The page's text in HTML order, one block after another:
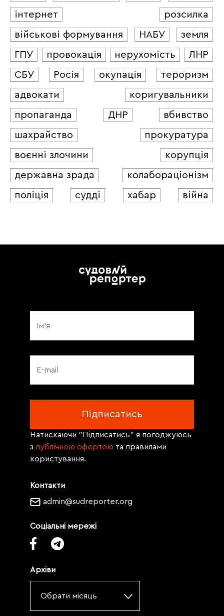
інтернет
розсилка
військові формування
НАБУ
земля
ГПУ
провокація нерухомість
ЛНР
СБУ
Росія окупація
тероризм
адвокати
коригувальники
пропаганда
ДНР
вбивство
шахрайство
прокуратура
воєнні злочини
корупція
державна зрада
колабораціонізм
поліція
судді хабар війна
Контакти
admin@sudreporter.org
Соціальні мережі
Архіви
Обрати місяць
Натискаючи "Підписатись" я погоджуюсь
з публічною офертою та правилами
користування.